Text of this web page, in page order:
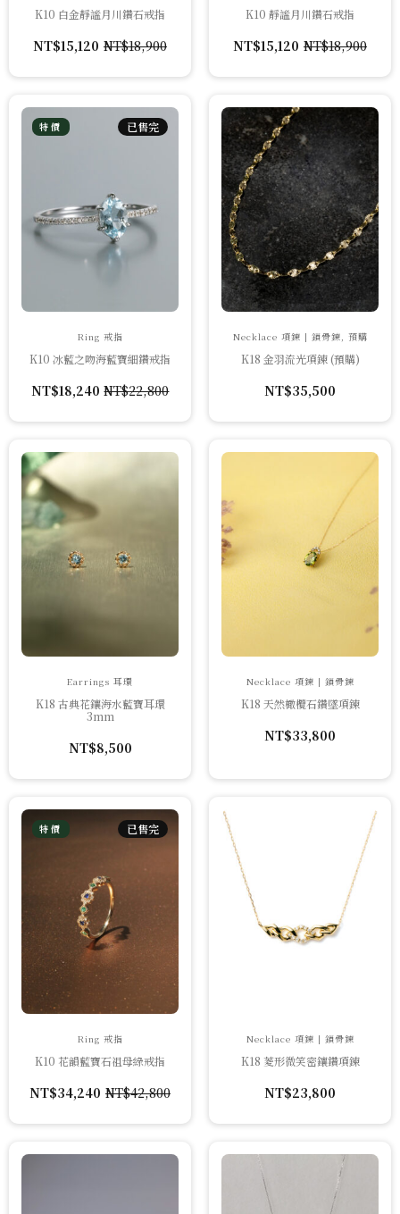
K10 白金靜謐月川鑽石戒指
NT$18,900
原
價
NT$18,900。
NT$15,120 目
價
NT$15,120。
K10 靜謐月川鑽石戒指
NT$18,900
原
價
NT$18,900。
NT$15,120 目
價
NT$15,120。
特價 已售完
Ring 戒指
K10 冰藍之吻海藍寶細鑽戒指
NT$22,800
原
價
NT$22,800。
NT$18,240目
價
NT$18,240。
Necklace 項鍊 | 鎖骨鍊, 預購
K18 金羽流光項鍊 (預購)
NT$35,500
Earrings 耳環
K18 古典花鑲海水藍寶耳環
3mm
NT$8,500
Necklace 項鍊 | 鎖骨鍊
K18 天然橄欖石鑽墜項鍊
NT$33,800
特價 已售完
Ring 戒指
K10 花韻藍寶石祖母綠戒指
NT$42,800
原
價
NT$42,800。
NT$34,240目
價
NT$34,240。
Necklace 項鍊 | 鎖骨鍊
K18 菱形微笑密鑲鑽項鍊
NT$23,800